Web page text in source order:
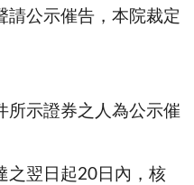
請公示催告，本院裁定
所示證券之人為公示催
之翌日起20日內，核